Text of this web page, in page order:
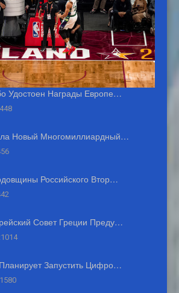
Удостоен Награды Европе…
Новый Многомиллиардный…
Российского Втор…
Совет Греции Преду…
Запустить Цифро…